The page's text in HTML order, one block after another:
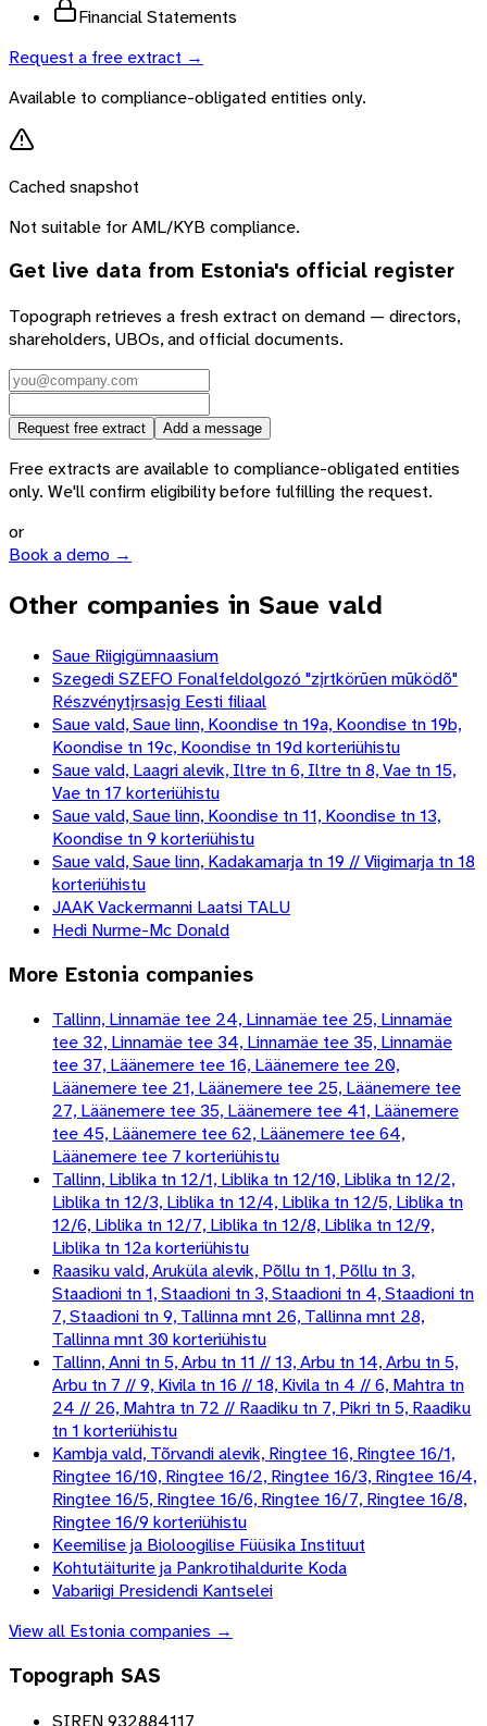
Financial Statements
Request a free extract →
Available to compliance-obligated entities only.
Cached snapshot
Not suitable for AML/KYB compliance.
Get live data from Estonia's official register
Topograph retrieves a fresh extract on demand — directors,
shareholders, UBOs, and official documents.
Request free extract Add a message
Free extracts are available to compliance-obligated entities
only. We'll confirm eligibility before fulfilling the request.
or
Book a demo →
Other companies in Saue vald
Saue Riigigümnaasium
Szegedi SZEFO Fonalfeldolgozó "zįrtkörūen mūködõ"
Részvénytįrsasįg Eesti filiaal
Saue vald, Saue linn, Koondise tn 19a, Koondise tn 19b,
Koondise tn 19c, Koondise tn 19d korteriühistu
Saue vald, Laagri alevik, Iltre tn 6, Iltre tn 8, Vae tn 15,
Vae tn 17 korteriühistu
Saue vald, Saue linn, Koondise tn 11, Koondise tn 13,
Koondise tn 9 korteriühistu
Saue vald, Saue linn, Kadakamarja tn 19 // Viigimarja tn 18
korteriühistu
JAAK Vackermanni Laatsi TALU
Hedi Nurme-Mc Donald
More Estonia companies
Tallinn, Linnamäe tee 24, Linnamäe tee 25, Linnamäe
tee 32, Linnamäe tee 34, Linnamäe tee 35, Linnamäe
tee 37, Läänemere tee 16, Läänemere tee 20,
Läänemere tee 21, Läänemere tee 25, Läänemere tee
27, Läänemere tee 35, Läänemere tee 41, Läänemere
tee 45, Läänemere tee 62, Läänemere tee 64,
Läänemere tee 7 korteriühistu
Tallinn, Liblika tn 12/1, Liblika tn 12/10, Liblika tn 12/2,
Liblika tn 12/3, Liblika tn 12/4, Liblika tn 12/5, Liblika tn
12/6, Liblika tn 12/7, Liblika tn 12/8, Liblika tn 12/9,
Liblika tn 12a korteriühistu
Raasiku vald, Aruküla alevik, Põllu tn 1, Põllu tn 3,
Staadioni tn 1, Staadioni tn 3, Staadioni tn 4, Staadioni tn
7, Staadioni tn 9, Tallinna mnt 26, Tallinna mnt 28,
Tallinna mnt 30 korteriühistu
Tallinn, Anni tn 5, Arbu tn 11 // 13, Arbu tn 14, Arbu tn 5,
Arbu tn 7 // 9, Kivila tn 16 // 18, Kivila tn 4 // 6, Mahtra tn
24 // 26, Mahtra tn 72 // Raadiku tn 7, Pikri tn 5, Raadiku
tn 1 korteriühistu
Kambja vald, Tõrvandi alevik, Ringtee 16, Ringtee 16/1,
Ringtee 16/10, Ringtee 16/2, Ringtee 16/3, Ringtee 16/4,
Ringtee 16/5, Ringtee 16/6, Ringtee 16/7, Ringtee 16/8,
Ringtee 16/9 korteriühistu
Keemilise ja Bioloogilise Füüsika Instituut
Kohtutäiturite ja Pankrotihaldurite Koda
Vabariigi Presidendi Kantselei
View all Estoniacompanies →
Topograph SAS
SIREN 932884117